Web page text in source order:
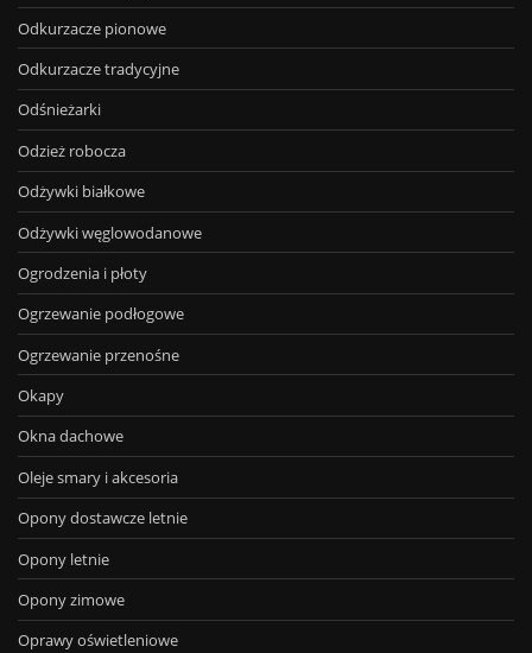
Odkurzacze pionowe
Odkurzacze tradycyjne
Odśnieżarki
Odzież robocza
Odżywki białkowe
Odżywki węglowodanowe
Ogrodzenia i płoty
Ogrzewanie podłogowe
Ogrzewanie przenośne
Okapy
Okna dachowe
Oleje smary i akcesoria
Opony dostawcze letnie
Opony letnie
Opony zimowe
Oprawy oświetleniowe